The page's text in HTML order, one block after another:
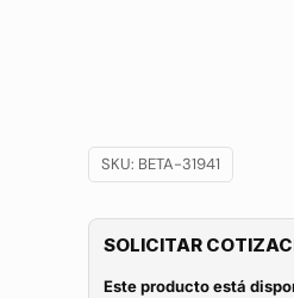
SKU: BETA-31941
SOLICITAR
Este producto está